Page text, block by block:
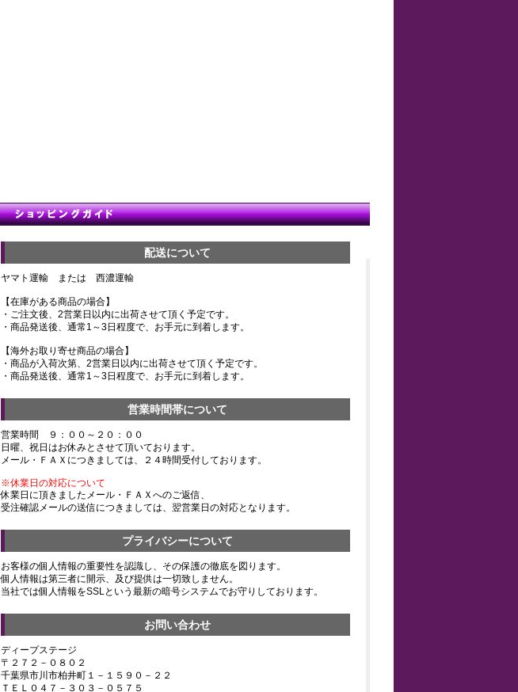
配送について
ヤマト運輸 または 西濃運輸
【在庫がある商品の場合】
・ご注文後、2営業日以内に出荷させて頂く予定です。
・商品発送後、通常1～3日程度で、お手元に到着します。
【海外お取り寄せ商品の場合】
・商品が入荷次第、2営業日以内に出荷させて頂く予定です。
・商品発送後、通常1～3日程度で、お手元に到着します。
営業時間帯について
営業時間 ９：００～２０：００
日曜、祝日はお休みとさせて頂いております。
メール・ＦＡＸにつきましては、２４時間受付しております。
※休業日の対応について
休業日に頂きましたメール・ＦＡＸへのご返信、
受注確認メールの送信につきましては、翌営業日の対応となります。
プライバシーについて
お客様の個人情報の重要性を認識し、その保護の徹底を図ります。
個人情報は第三者に開示、及び提供は一切致しません。
当社では個人情報をSSLという最新の暗号システムでお守りしております。
お問い合わせ
ディープステージ
〒２７２－０８０２
千葉県市川市柏井町１－１５９０－２２
ＴＥＬ０４７－３０３－０５７５